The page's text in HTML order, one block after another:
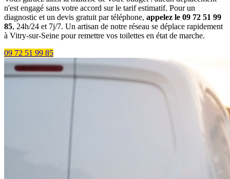
n'est engagé sans votre accord sur le tarif estimatif. Pour un
diagnostic et un devis gratuit par téléphone, appelez le 09 72 51 99
85, 24h/24 et 7j/7. Un artisan de notre réseau se déplace rapidement
à Vitry-sur-Seine pour remettre vos toilettes en état de marche.
09 72 51 99 85